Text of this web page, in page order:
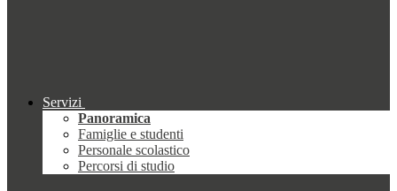
Servizi
Panoramica
Famiglie e studenti
Personale scolastico
Percorsi di studio